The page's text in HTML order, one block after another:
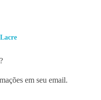
em seu email.